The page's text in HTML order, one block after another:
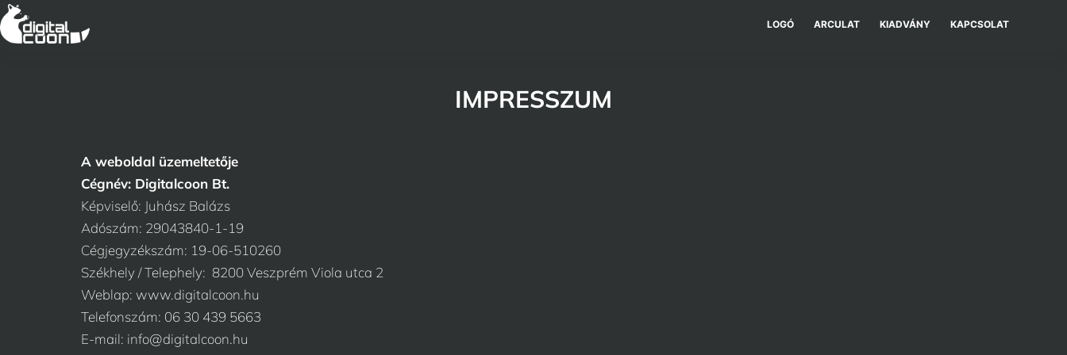
LOGÓ ARCULAT KIADVÁNY KAPCSOLAT
IMPRESSZUM
A weboldal üzemeltetője
Cégnév: Digitalcoon Bt.
Képviselő: Juhász Balázs
Adószám: 29043840-1-19
Cégjegyzékszám: 19-06-510260
Székhely / Telephely: 8200 Veszprém Viola utca 2
Weblap: www.digitalcoon.hu
Telefonszám: 06 30 439 5663
E-mail: info@digitalcoon.hu